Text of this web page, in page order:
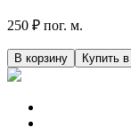
250 ₽ пог. м.
В корзину Купить